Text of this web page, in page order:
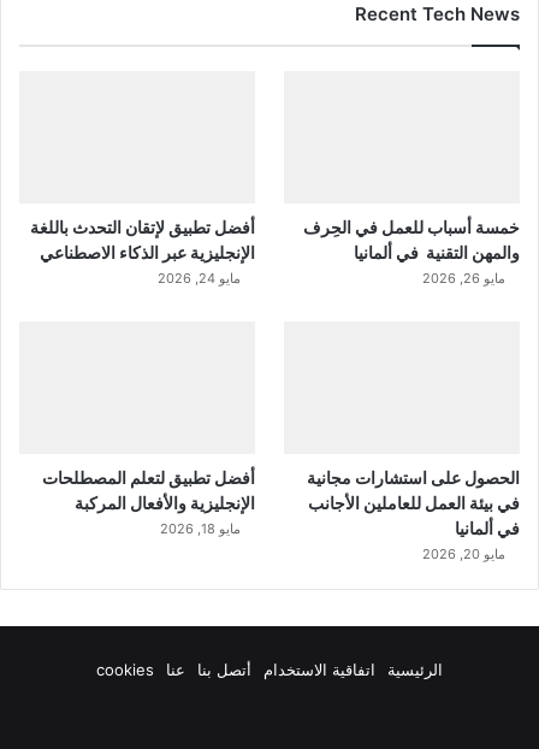
Recent Tech News
خمسة أسباب للعمل في الحِرف
والمهن التقنية في ألمانيا
مايو 26, 2026
أفضل تطبيق لإتقان التحدث باللغة
الإنجليزية عبر الذكاء الاصطناعي
مايو 24, 2026
الحصول على استشارات مجانية
في بيئة العمل للعاملين الأجانب
في ألمانيا
مايو 20, 2026
أفضل تطبيق لتعلم المصطلحات
الإنجليزية والأفعال المركبة
مايو 18, 2026
الرئيسية اتفاقية الاستخدام أتصل بنا عنا cookies